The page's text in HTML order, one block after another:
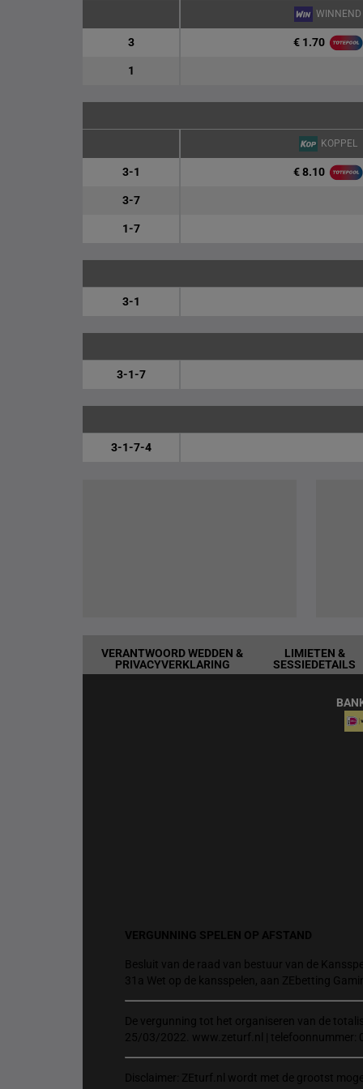
WINNEND
3 € 1.70
1
KOPPEL
3-1 € 8.10
3-7
1-7
3-1
3-1-7
3-1-7-4
VERANTWOORD WEDDEN &
PRIVACYVERKLARING
LIMIETEN &
SESSIEDETAILS
VERGUNNING SPELEN OP AFSTAND
Besluit van de raad van bestuur van de
31a Wet op de kansspelen, aan ZEbetting
De vergunning tot het organiseren van de
25/03/2022. www.zeturf.nl | telefoonnummer:
Disclaimer: ZEturf.nl wordt met de grootst